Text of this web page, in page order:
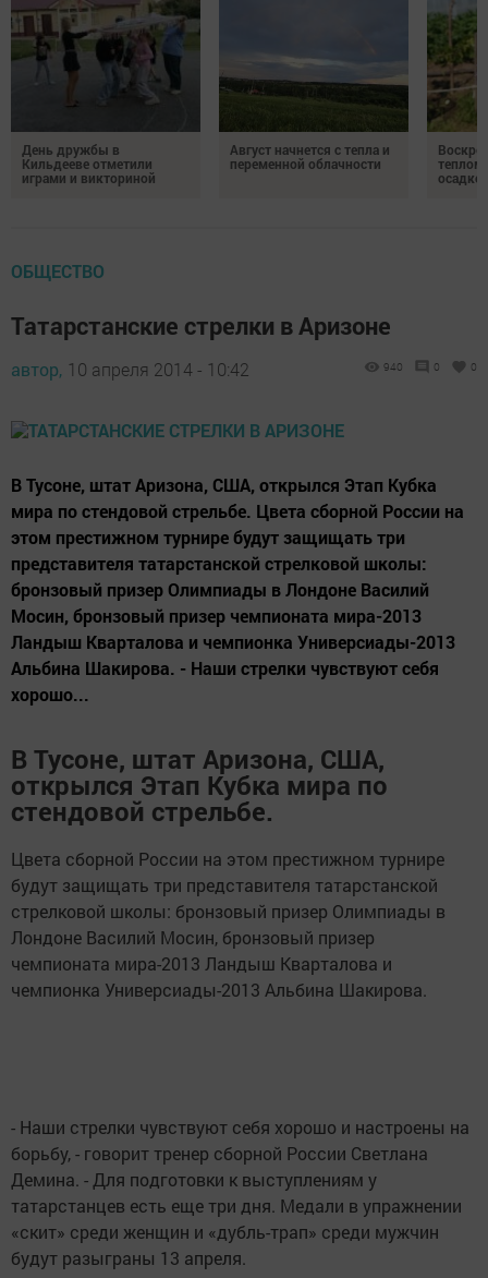
День дружбы в
Кильдееве отметили
играми и викториной
Август начнется с тепла и
переменной облачности
теплом
ОБЩЕСТВО
Татарстанские стрелки в Аризоне
автор, 10 апреля 2014 - 10:42 940 0 0
В Тусоне, штат Аризона, США, открылся Этап Кубка
мира по стендовой стрельбе. Цвета сборной России на
этом престижном турнире будут защищать три
представителя татарстанской стрелковой школы:
бронзовый призер Олимпиады в Лондоне Василий
Мосин, бронзовый призер чемпионата мира-2013
Ландыш Кварталова и чемпионка Универсиады-2013
Альбина Шакирова. - Наши стрелки чувствуют себя
хорошо...
В Тусоне, штат Аризона, США,
открылся Этап Кубка мира по
стендовой стрельбе.
Цвета сборной России на этом престижном турнире
будут защищать три представителя татарстанской
стрелковой школы: бронзовый призер Олимпиады в
Лондоне Василий Мосин, бронзовый призер
чемпионата мира-2013 Ландыш Кварталова и
чемпионка Универсиады-2013 Альбина Шакирова.
- Наши стрелки чувствуют себя хорошо и настроены на
борьбу, - говорит тренер сборной России Светлана
Демина. - Для подготовки к выступлениям у
татарстанцев есть еще три дня. Медали в упражнении
«скит» среди женщин и «дубль-трап» среди мужчин
будут разыграны 13 апреля.